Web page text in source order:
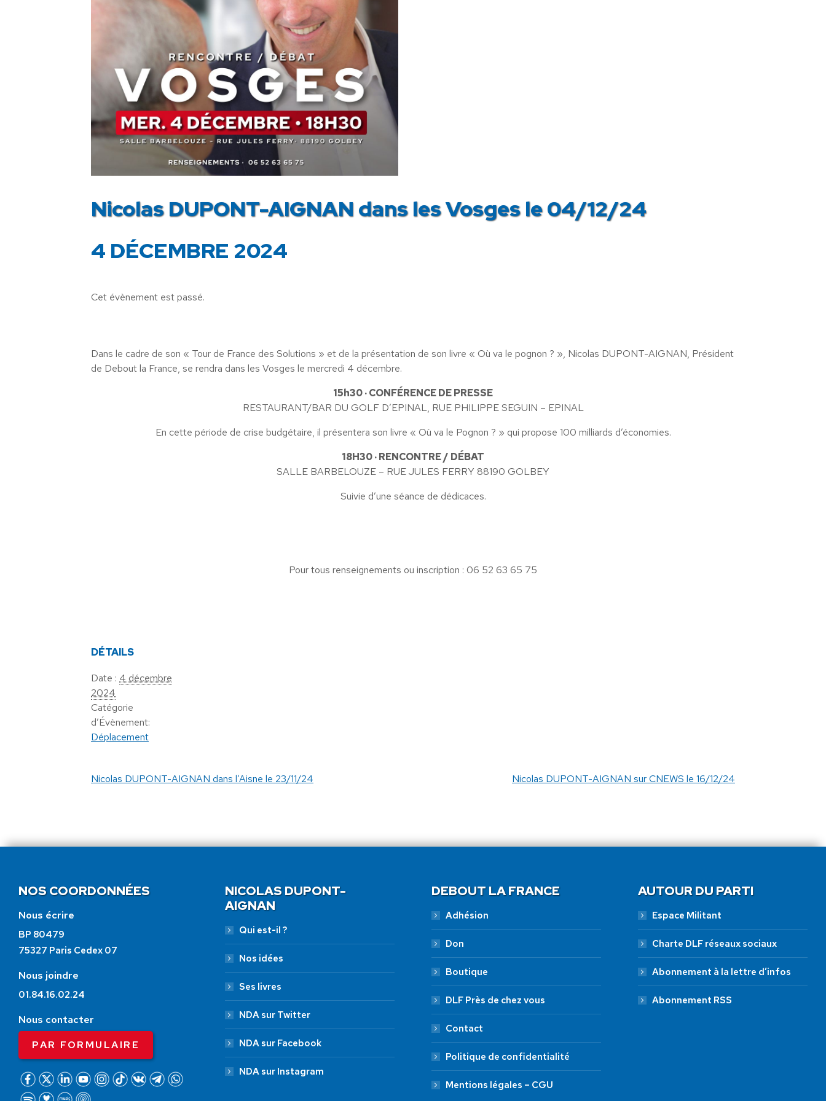
Nicolas DUPONT-AIGNAN dans les Vosges le 04/12/24
4 DÉCEMBRE 2024
Cet évènement est passé.
Dans le cadre de son « Tour de France des Solutions » et de la présentation de son livre « Où va le pognon ? », Nicolas DUPONT-AIGNAN, Président
de Debout la France, se rendra dans les Vosges le mercredi 4 décembre.
15h30 · CONFÉRENCE DE PRESSE
RESTAURANT/BAR DU GOLF D’EPINAL, RUE PHILIPPE SEGUIN – EPINAL
En cette période de crise budgétaire, il présentera son livre « Où va le Pognon ? » qui propose 100 milliards d’économies.
18H30 · RENCONTRE / DÉBAT
SALLE BARBELOUZE – RUE JULES FERRY 88190 GOLBEY
Suivie d’une séance de dédicaces.
Pour tous renseignements ou inscription : ‭06 52 63 65 75‬‬‬‬
DÉTAILS
Date : 4 décembre
2024
Catégorie
d’Évènement:
Déplacement
Nicolas DUPONT-AIGNAN dans l’Aisne le 23/11/24 Nicolas DUPONT-AIGNAN sur CNEWS le 16/12/24
NOS COORDONNÉES
Nous écrire
BP 80479
75327 Paris Cedex 07
Nous joindre
01.84.16.02.24
Nous contacter
PAR FORMULAIRE
NICOLAS DUPONT-
AIGNAN
Qui est-il ?
Nos idées
Ses livres
NDA sur Twitter
NDA sur Facebook
NDA sur Instagram
DEBOUT LA FRANCE
Adhésion
Don
Boutique
DLF Près de chez vous
Contact
Politique de confidentialité
Mentions légales – CGU
AUTOUR DU PARTI
Espace Militant
Charte DLF réseaux sociaux
Abonnement à la lettre d’infos
Abonnement RSS